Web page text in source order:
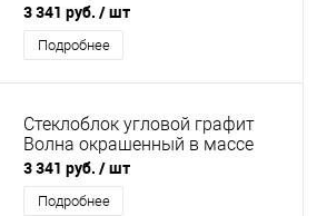
3 341 руб. / шт
Подробнее
Стеклоблок угловой графит
Волна окрашенный в массе
3 341 руб. / шт
Подробнее